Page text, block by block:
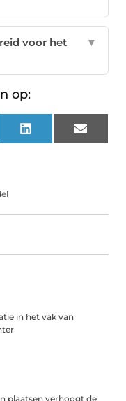
voor het
▼
op:
LinkedIn Email
in het vak van
plaatsen verhoogt de